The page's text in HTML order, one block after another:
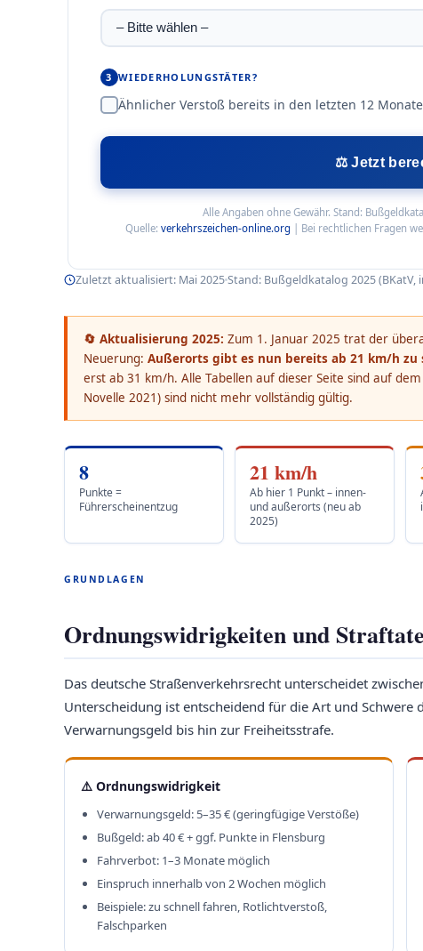
3 WIEDERHOLUNGSTÄTER?
Ähnlicher Verstoß bereits in den letzten 12
⚖️ Jetzt
Alle Angaben ohne Gewähr. Stand:
Quelle: verkehrszeichen-online.org | Bei rechtlichen Fragen
Zuletzt aktualisiert: Mai 2025Stand: Bußgeldkatalog 2025 (BKatV,
🔄 Aktualisierung 2025: Zum 1. Januar 2025 trat der
Neuerung: Außerorts gibt es nun bereits ab 21 km/h zu
erst ab 31 km/h. Alle Tabellen auf dieser Seite sind auf
Novelle 2021) sind nicht mehr vollständig gültig.
8
Punkte =
Führerscheinentzug
21 km/h
Ab hier 1 Punkt – innen-
und außerorts (neu ab
2025)
GRUNDLAGEN
Ordnungswidrigkeiten und
Das deutsche Straßenverkehrsrecht unterscheidet
Unterscheidung ist entscheidend für die Art und
Verwarnungsgeld bis hin zur Freiheitsstrafe.
⚠️ Ordnungswidrigkeit
Verwarnungsgeld: 5–35 € (geringfügige Verstöße)
Bußgeld: ab 40 € + ggf. Punkte in Flensburg
Fahrverbot: 1–3 Monate möglich
Einspruch innerhalb von 2 Wochen möglich
Beispiele: zu schnell fahren, Rotlichtverstoß,
Falschparken